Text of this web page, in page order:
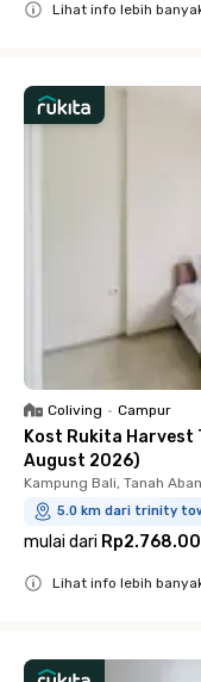
Lihat info lebih
Coliving • Campur
Kost Rukita Harvest
August 2026)
Kampung Bali, Tanah
5.0 km dari trinity
mulai dari
Lihat info lebih